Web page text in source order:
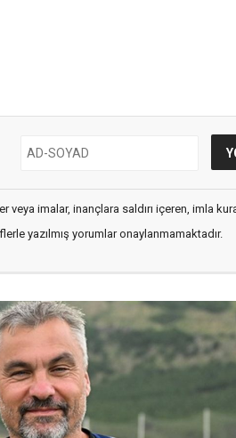
imalar, inançlara saldırı içeren, imla
yazılmış yorumlar onaylanmamaktadır.